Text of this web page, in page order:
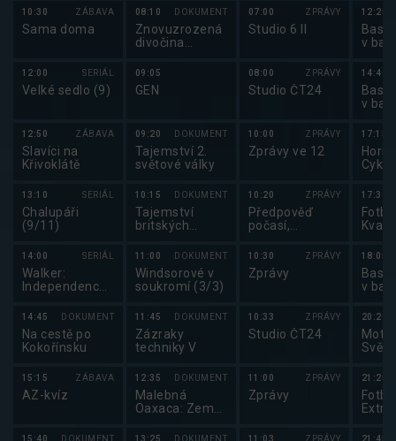
zprávy,
Události v
regionech plus
10:30 ZÁBAVA
Sama doma
12:00 SERIÁL
Velké sedlo (9)
12:50 ZÁBAVA
Slavíci na
Křivoklátě
13:10 SERIÁL
Chalupáři
(9/11)
14:00 SERIÁL
Walker:
Independence
14:45 DOKUMENT
Na cestě po
Kokořínsku
15:15 ZÁBAVA
AZ-kvíz
15:40 DOKUMENT
08:10 DOKUMENT
Znovuzrozená
divočina
hor: Od
Yellowstonu k
Yukonu (4/4)
09:05
GEN
09:20 DOKUMENT
Tajemství 2.
světové války
10:15 DOKUMENT
Tajemství
britských
paláců (1/8)
11:00 DOKUMENT
Windsorové v
soukromí (3/3)
11:45 DOKUMENT
Zázraky
techniky V
12:35 DOKUMENT
Malebná
Oaxaca: Země
13:25 DOKUMENT
07:00 ZPRÁVY
Studio 6 II
08:00 ZPRÁVY
Studio ČT24
10:00 ZPRÁVY
Zprávy ve 12
10:20 ZPRÁVY
Předpověď
počasí,
zprávy
10:30 ZPRÁVY
Zprávy
10:33 ZPRÁVY
Studio ČT24
11:00 ZPRÁVY
Zprávy
11:03 ZPRÁVY
12:25
v
14:40
v
17:15
17:30
2026
18:05
v
20:20
Svět
21:25
21:45